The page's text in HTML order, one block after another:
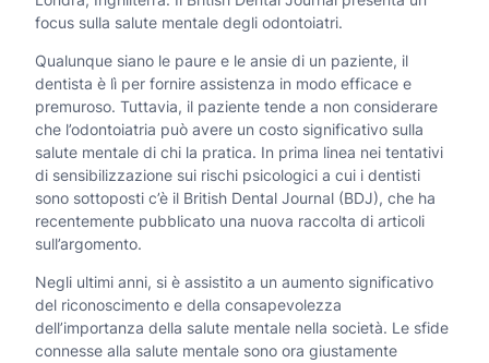
focus sulla salute mentale degli odontoiatri.
Qualunque siano le paure e le ansie di un paziente, il
dentista è lì per fornire assistenza in modo efficace e
premuroso. Tuttavia, il paziente tende a non considerare
che l’odontoiatria può avere un costo significativo sulla
salute mentale di chi la pratica. In prima linea nei tentativi
di sensibilizzazione sui rischi psicologici a cui i dentisti
sono sottoposti c’è il British Dental Journal (BDJ), che ha
recentemente pubblicato una nuova raccolta di articoli
sull’argomento.
Negli ultimi anni, si è assistito a un aumento significativo
del riconoscimento e della consapevolezza
dell’importanza della salute mentale nella società. Le sfide
connesse alla salute mentale sono ora giustamente